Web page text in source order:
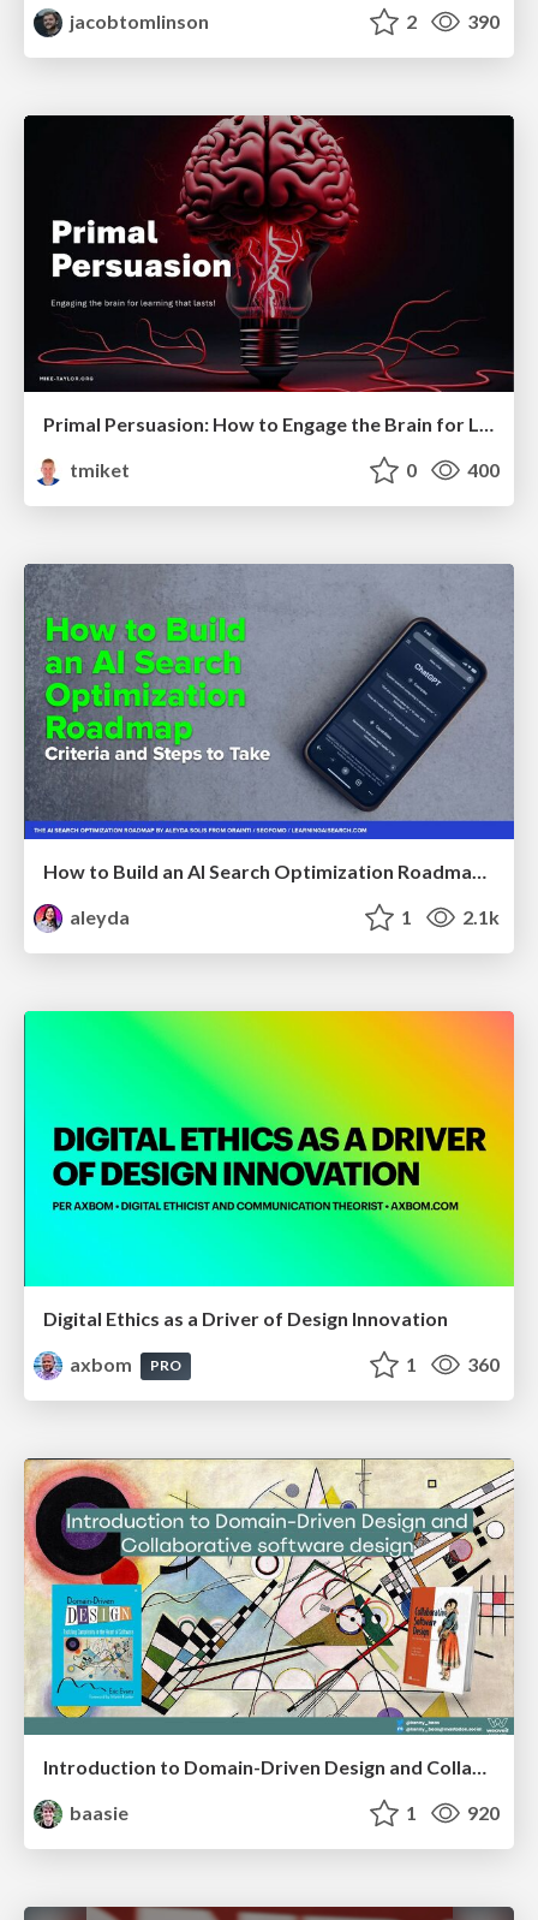
jacobtomlinson 2 390
tmiket
0 400
How to Build an AI Search Optimization Roadmap - Criteria and Steps to Take #SEOIRL
aleyda
1 2.1k
Digital Ethics as a Driver of Design Innovation
axbom
PRO 1 360
Introduction to Domain-Driven Design and Collaborative software design
baasie
1 920